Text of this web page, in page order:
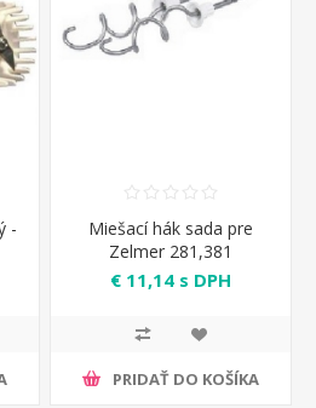
-
Miešací hák sada pre
Zelmer 281,381
€ 11,14 s DPH
PRIDAŤ DO KOŠÍKA